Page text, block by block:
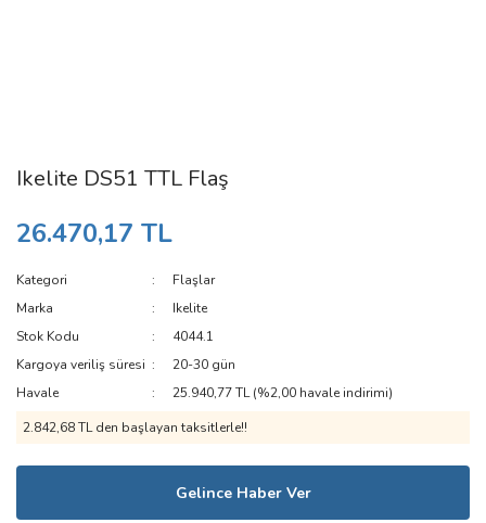
Ikelite DS51 TTL Flaş
26.470,17 TL
Kategori
Flaşlar
Marka
Ikelite
Stok Kodu
4044.1
Kargoya veriliş süresi
20-30 gün
Havale
25.940,77 TL (%2,00 havale indirimi)
2.842,68 TL den başlayan taksitlerle!!
Gelince Haber Ver